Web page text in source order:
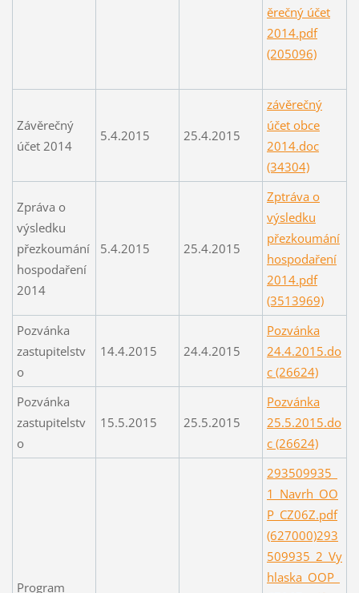
ěrečný účet
2014.pdf
(205096)
Závěrečný
účet 2014
5.4.2015 25.4.2015
závěrečný
účet obce
2014.doc
(34304)
Zpráva o
výsledku
přezkoumání
hospodaření
2014
5.4.2015 25.4.2015
Zptráva o
výsledku
přezkoumání
hospodaření
2014.pdf
(3513969)
Pozvánka
zastupitelstv
o
14.4.2015 24.4.2015
Pozvánka
24.4.2015.do
c (26624)
Pozvánka
zastupitelstv
o
15.5.2015 25.5.2015
Pozvánka
25.5.2015.do
c (26624)
Program
293509935_
1_Navrh_OO
P_CZ06Z.pdf
(627000)293
509935_2_Vy
hlaska_OOP_